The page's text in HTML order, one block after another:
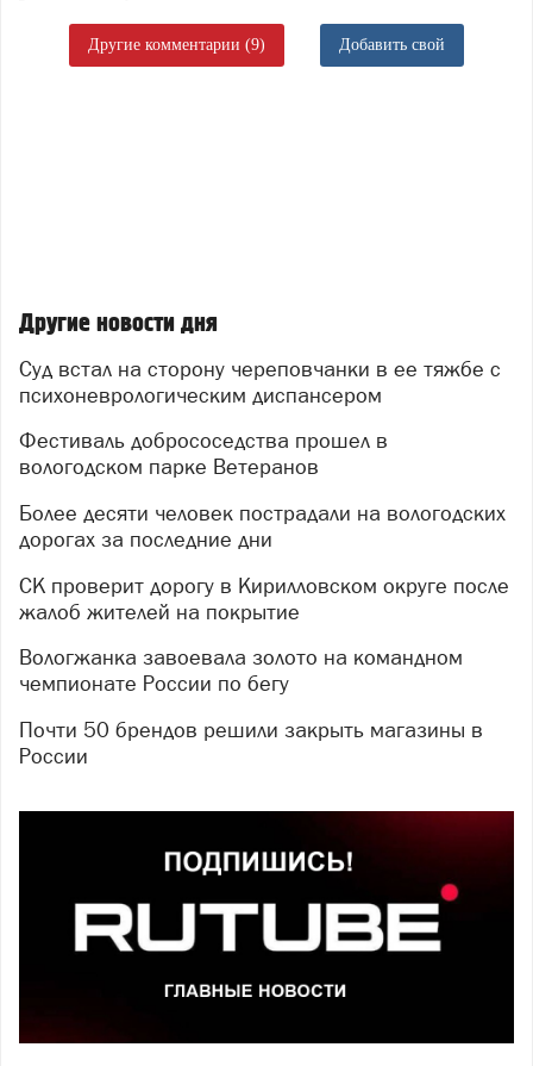
Другие комментарии (9) Добавить свой
Другие новости дня
Суд встал на сторону череповчанки в ее тяжбе с
психоневрологическим диспансером
Фестиваль добрососедства прошел в
вологодском парке Ветеранов
Более десяти человек пострадали на вологодских
дорогах за последние дни
СК проверит дорогу в Кирилловском округе после
жалоб жителей на покрытие
Вологжанка завоевала золото на командном
чемпионате России по бегу
Почти 50 брендов решили закрыть магазины в
России